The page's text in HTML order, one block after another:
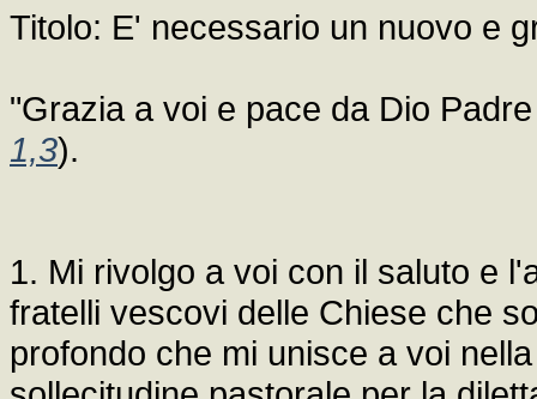
Titolo: E' necessario un nuovo e
"Grazia a voi e pace da Dio
1,3).
1. Mi rivolgo a voi con il saluto e
fratelli vescovi delle Chiese che
profondo che mi unisce a voi